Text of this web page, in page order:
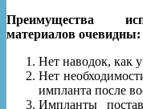
Преимущества
материалов очевидны:
Нет наводок, как
Нет
импланта после
Импланты